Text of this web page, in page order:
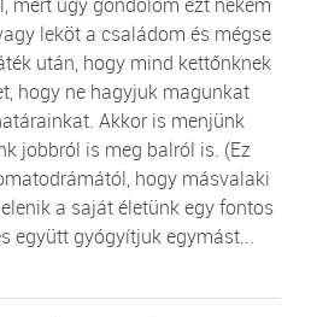
leköt a családom és mégse
után, hogy mind kettőnknek
hogy ne hagyjuk magunkat
Akkor is menjünk
jobbról is meg balról is. (Ez
hogy másvalaki
a saját életünk egy fontos
együtt gyógyítjuk egymást...